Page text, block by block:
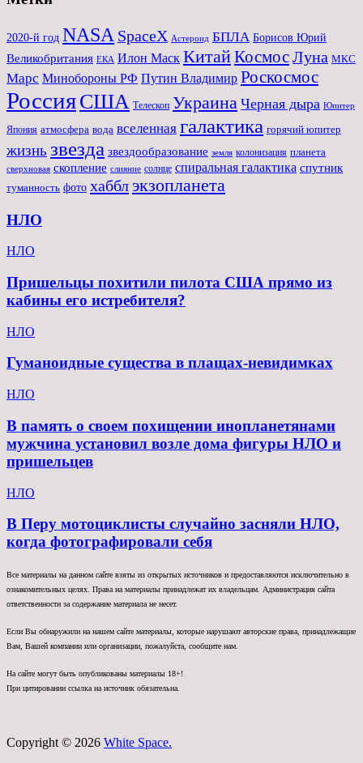
2020-й год NASA SpaceX Астероид БПЛА Борисов Юрий
Великобритания ЕКА Илон Маск КитайКосмосЛуна МКС
Марс Минoбороны РФ Путин Владимир Роскосмос
РоссияСША Телескоп Украина Черная дыра Юпитер
Япония атмосфера вода вселенная галактика горячий юпитер
жизнь звезда звездообразование земля колонизация планета
сверхновая скопление слияние солнце спиральная галактика спутник
туманность фото хаббл экзопланета
НЛО
НЛО
Пришельцы похитили пилота США прямо из
кабины его истребителя?
НЛО
Гуманоидные существа в плащах-невидимках
НЛО
В память о своем похищении инопланетянами
мужчина установил возле дома фигуры НЛО и
пришельцев
НЛО
В Перу мотоциклисты случайно засняли НЛО,
когда фотографировали себя
Все материалы на данном сайте взяты из открытых источников и предоставляются исключительно в
ознакомительных целях. Права на материалы принадлежат их владельцам. Администрация сайта
ответственности за содержание материала не несет.
Если Вы обнаружили на нашем сайте материалы, которые нарушают авторские права, принадлежащие
Вам, Вашей компании или организации, пожалуйста, сообщите нам.
На сайте могут быть опубликованы материалы 18+!
При цитировании ссылка на источник обязательна.
Copyright © 2026 White Space.